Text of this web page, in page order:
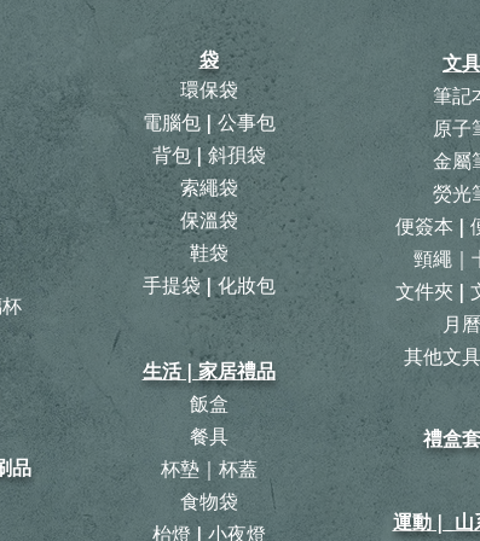
品
袋
環保袋
電腦包 | 公事包
背包|斜孭袋
​索繩袋
保溫袋
鞋袋
手提袋 | 化妝包
生活 | 家居禮品
飯盒
餐具
杯墊｜杯蓋
食物袋
枱燈 | 小夜燈
文具
筆記
原子
金屬
熒光
便簽本 |
頸繩｜
文件夾 |
月曆
其他文
禮盒
運動 | 山